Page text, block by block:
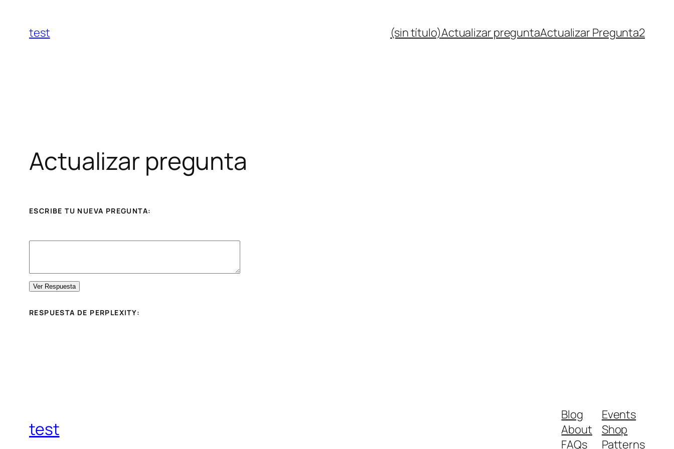
contenido
test (sin título)Actualizar preguntaActualizar Pregunta2
Actualizar pregunta
ESCRIBE TU NUEVA PREGUNTA:
Ver Respuesta
RESPUESTA DE PERPLEXITY:
test
Blog
About
FAQs
Events
Shop
Patterns